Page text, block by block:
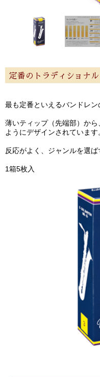
定番のトラディショナル
最も定番といえるバンドレン
薄いティップ（先端部）か
ようにデザインされています
反応がよく、ジャンルを選
1箱5枚入